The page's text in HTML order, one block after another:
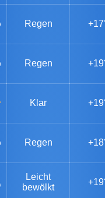
Regen
Regen
Klar
Regen
Leicht
bewölkt